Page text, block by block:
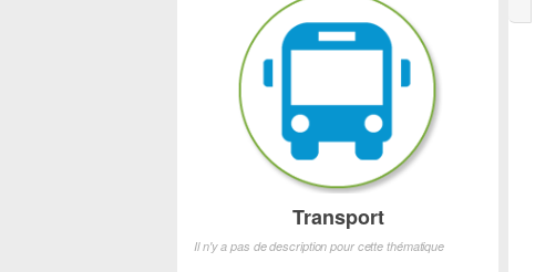
Transport
Il n'y a pas de description pour cette thématique